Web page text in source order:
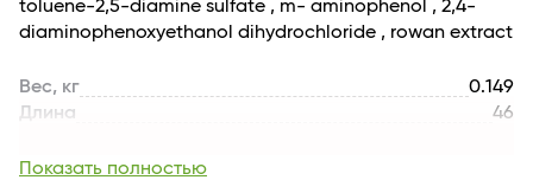
волос темнее или поврежденны.
1.Нанесите ½ часть красящей смеси на прикорневую
2.Распределите оставшуюся часть красящей смеси
по всей длине. Время воздействия по всей длине –
toluene-2,5-diamine sulfate , m- aminophenol , 2,4-
diaminophenoxyethanol dihydrochloride , rowan extract
Вес, кг
0.149
Длина
46
Возраст
Показать полностью